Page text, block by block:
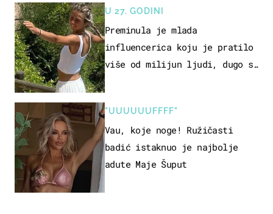
U 27. GODINI
Preminula je mlada
influencerica koju je pratilo
više od milijun ljudi, dugo se
"UUUUUUFFFF"
Vau, koje noge! Ružičasti
badić istaknuo je najbolje
adute Maje Šuput